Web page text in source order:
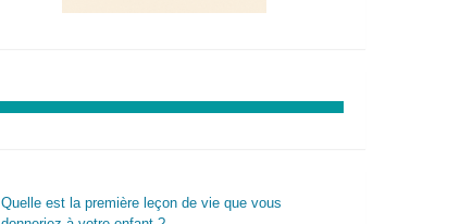
Quelle est la première leçon de vie que vous